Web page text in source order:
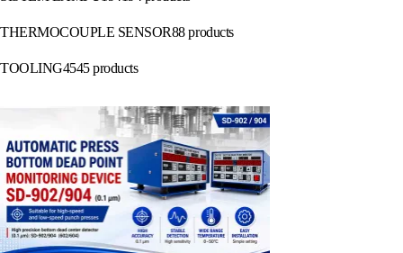
THERMOCOUPLE SENSOR88 products
TOOLING4545 products